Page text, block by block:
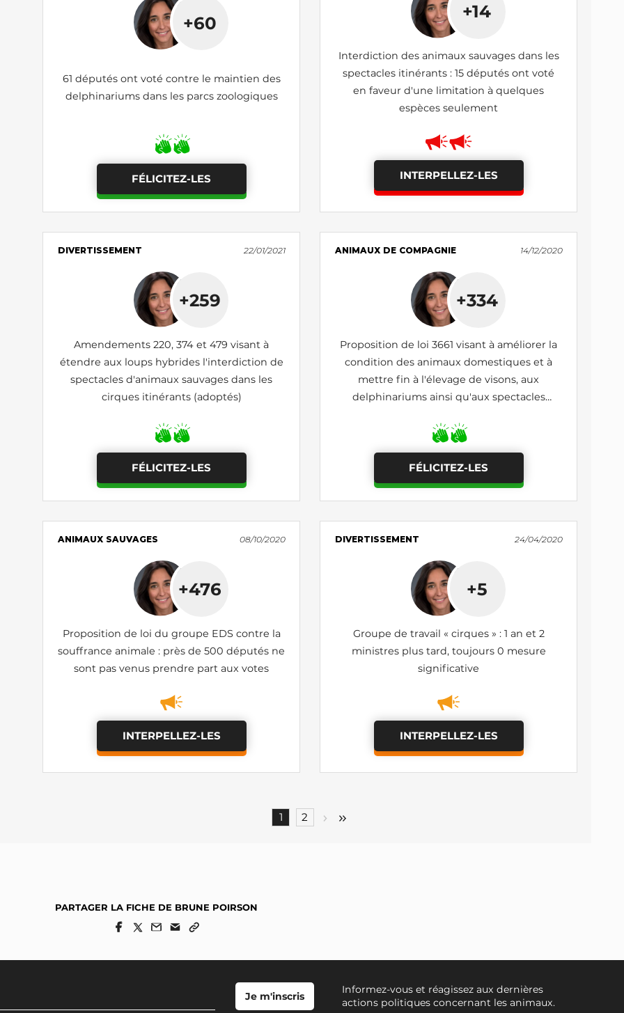
+60
61 députés ont voté contre le maintien des
delphinariums dans les parcs zoologiques
FÉLICITEZ-LES
+14
Interdiction des animaux sauvages dans les
spectacles itinérants : 15 députés ont voté
en faveur d'une limitation à quelques
espèces seulement
INTERPELLEZ-LES
DIVERTISSEMENT 22/01/2021
+259
Amendements 220, 374 et 479 visant à
étendre aux loups hybrides l'interdiction de
spectacles d'animaux sauvages dans les
cirques itinérants (adoptés)
FÉLICITEZ-LES
ANIMAUX DE COMPAGNIE 14/12/2020
+334
Proposition de loi 3661 visant à améliorer la
condition des animaux domestiques et à
mettre fin à l'élevage de visons, aux
delphinariums ainsi qu'aux spectacles
FÉLICITEZ-LES
ANIMAUX SAUVAGES 08/10/2020
+476
Proposition de loi du groupe EDS contre la
souffrance animale : près de 500 députés ne
sont pas venus prendre part aux votes
INTERPELLEZ-LES
DIVERTISSEMENT 24/04/2020
+5
Groupe de travail « cirques » : 1 an et 2
ministres plus tard, toujours 0 mesure
significative
INTERPELLEZ-LES
1 2
PARTAGER LA FICHE DE BRUNE POIRSON
Informez-vous et réagissez aux dernières
actions politiques concernant les animaux.